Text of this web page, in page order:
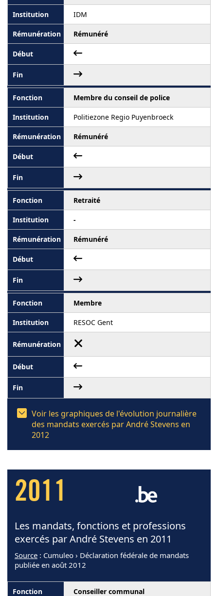
IDM
Rémunéré
Membre du conseil de police
Politiezone Regio Puyenbroeck
Rémunéré
Retraité
-
Rémunéré
Membre
RESOC Gent
Voir les graphiques de l'évolution journalière
des mandats exercés par André Stevens en
2012
2011
Les mandats, fonctions et professions
exercés par André Stevens en 2011
Source : Cumuleo › Déclaration fédérale de mandats
publiée en août 2012
Conseiller communal